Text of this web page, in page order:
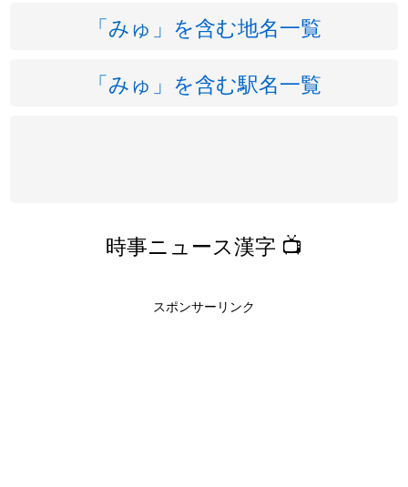
「みゅ」を含む地名一覧
「みゅ」を含む駅名一覧
時事ニュース漢字 📺
スポンサーリンク